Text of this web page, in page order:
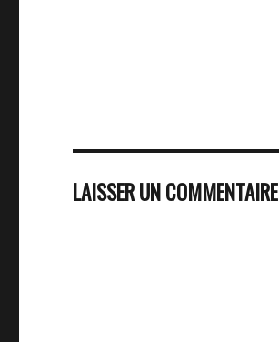
LAISSER UN COMMENTAIRE